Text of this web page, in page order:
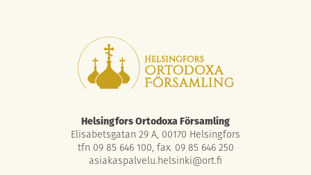
Helsingfors Ortodoxa Församling
Elisabetsgatan 29 A, 00170 Helsingfors
tfn 09 85 646 100, fax. 09 85 646 250
asiakaspalvelu.helsinki@ort.fi